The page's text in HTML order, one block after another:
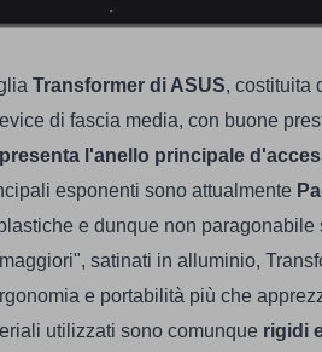
Transformer di ASUS, costituita
di fascia media, con buone
l'anello principale
esponenti sono attualmente
e dunque non paragonabile
satinati in alluminio,
e portabilità più che
utilizzati sono comunque rigidi